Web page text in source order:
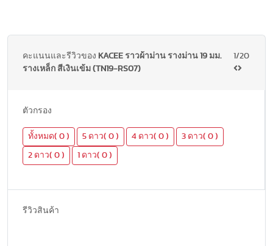
คะแนนและรีวิวของ KACEE ราวผ้าม่าน รางม่าน 19 มม.
รางเหล็ก สีเงินเข้ม (TN19-RS07)
1/20
ตัวกรอง
ทั้งหมด( 0 ) 5 ดาว( 0 ) 4 ดาว( 0 ) 3 ดาว( 0 )
2 ดาว( 0 ) 1 ดาว( 0 )
รีวิวสินค้า